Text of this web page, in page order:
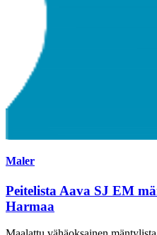
Maler
Peitelista Aava SJ EM
Harmaa